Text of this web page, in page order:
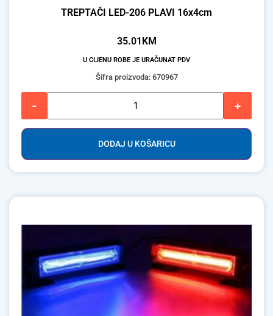
TREPTAČI LED-206 PLAVI 16x4cm
35.01 KM
U CIJENU ROBE JE URAČUNAT PDV
Šifra proizvoda: 670967
- +
DODAJ U KOŠARICU